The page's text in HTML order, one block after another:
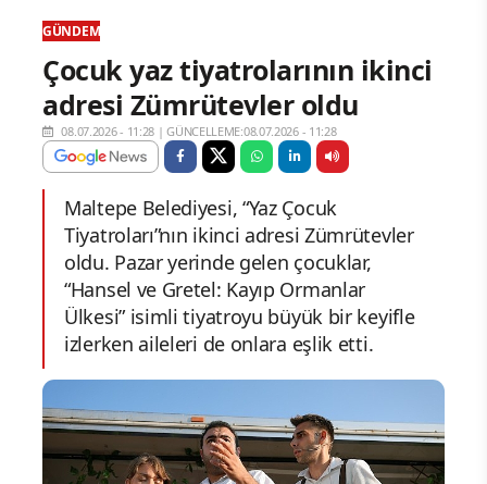
GÜNDEM
Çocuk yaz tiyatrolarının ikinci
adresi Zümrütevler oldu
08.07.2026 - 11:28 |GÜNCELLEME:08.07.2026 - 11:28
Maltepe Belediyesi, “Yaz Çocuk
Tiyatroları”nın ikinci adresi Zümrütevler
oldu. Pazar yerinde gelen çocuklar,
“Hansel ve Gretel: Kayıp Ormanlar
Ülkesi” isimli tiyatroyu büyük bir keyifle
izlerken aileleri de onlara eşlik etti.